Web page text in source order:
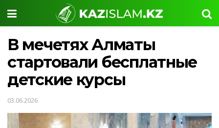
В мечетях Алматы
стартовали бесплатные
детские курсы
03.06.2026